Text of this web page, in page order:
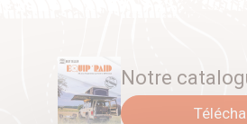
Notre